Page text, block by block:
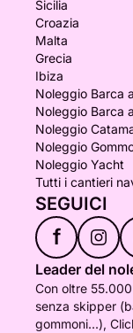
Sicilia
Croazia
Malta
Grecia
Ibiza
Noleggio Barca
Noleggio Barca
Noleggio
Noleggio
Noleggio Yacht
Tutti i cantieri
SEGUICI
f
Leader del
Con oltre
senza skipper
gommoni...),